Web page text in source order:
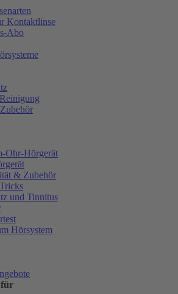
Kontaktlinse
Abo
Ohr-Hörgerät
& Zubehör
und Tinnitus
Hörsystem
für